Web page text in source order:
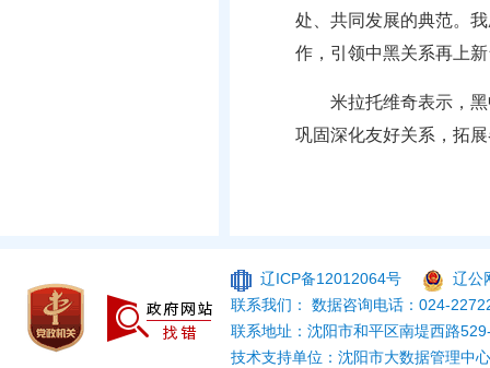
处、共同发展的典范。
作，引领中黑关系再上
米拉托维奇表示，
巩固深化友好关系，拓
辽ICP备12012064号
辽公
联系我们： 数据咨询电话：024-
联系地址：沈阳市和平区南堤西路
技术支持单位：沈阳市大数据管理中